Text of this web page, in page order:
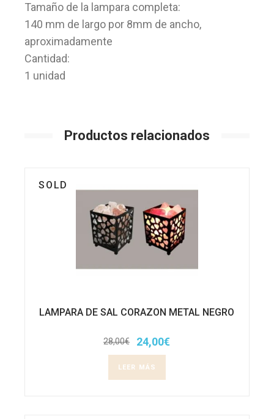
Tamaño de la lampara completa:
140 mm de largo por 8mm de ancho,
aproximadamente
Cantidad:
1 unidad
Productos relacionados
SOLD
LAMPARA DE SAL CORAZON METAL NEGRO
28,00€
El
precio
original
era:
24,00€
El
precio
actual
es:
LEER MÁS